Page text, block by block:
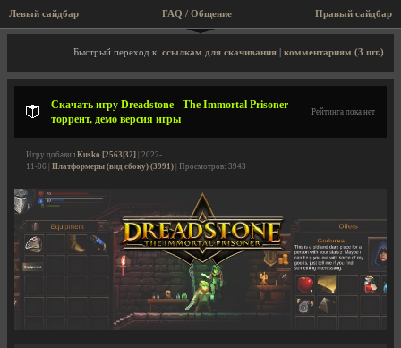
Левый сайдбар Правый сайдбар
FAQ / Общение
Описание игры, торрент, скриншоты, видео
Быстрый переход к: ссылкам для скачивания комментариям (3 шт.)
Скачать игру Dreadstone - The Immortal Prisoner -
торрент, демо версия игры
Рейтинга пока нет
Игру добавил Kusko [2563|32] | 2022-
11-06 | Платформеры (вид сбоку) (3991) | Просмотров: 3943